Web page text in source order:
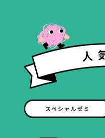
スペシャルゼミ